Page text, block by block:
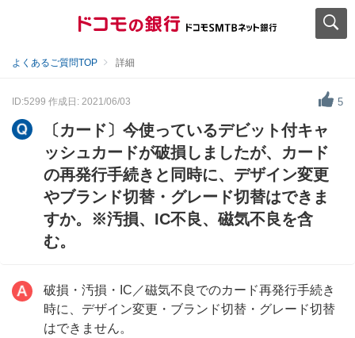
よくあるご質問TOP 詳細
ID:5299 作成日: 2021/06/03 5
〔カード〕今使っているデビット付キャ
ッシュカードが破損しましたが、カード
の再発行手続きと同時に、デザイン変更
やブランド切替・グレード切替はできま
すか。※汚損、IC不良、磁気不良を含
む。
破損・汚損・IC／磁気不良でのカード再発行手続き
時に、デザイン変更・ブランド切替・グレード切替
はできません。